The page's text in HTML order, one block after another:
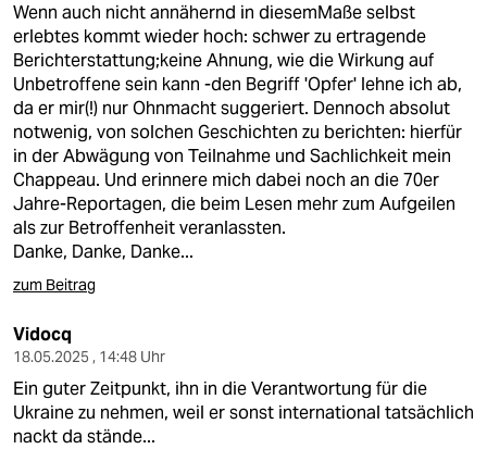
Wenn auch nicht annähernd in diesemMaße selbst
erlebtes kommt wieder hoch: schwer zu ertragende
Berichterstattung;keine Ahnung, wie die Wirkung auf
Unbetroffene sein kann -den Begriff 'Opfer' lehne ich ab,
da er mir(!) nur Ohnmacht suggeriert. Dennoch absolut
notwenig, von solchen Geschichten zu berichten: hierfür
in der Abwägung von Teilnahme und Sachlichkeit mein
Chappeau. Und erinnere mich dabei noch an die 70er
Jahre-Reportagen, die beim Lesen mehr zum Aufgeilen
als zur Betroffenheit veranlassten.
Danke, Danke, Danke...
zum Beitrag
Vidocq
18.05.2025 , 14:48 Uhr
Ein guter Zeitpunkt, ihn in die Verantwortung für die
Ukraine zu nehmen, weil er sonst international tatsächlich
nackt da stände...